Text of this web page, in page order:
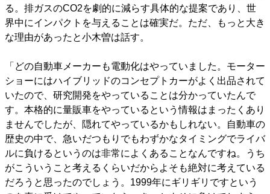
る。排ガスのCO2を劇的に減らす具体的な提案であり、世
界中にインパクトを与えることは確実だ。ただ、もっと大き
な理由があったと小木曽は話す。
「どの自動車メーカーも電動化はやっていました。モーター
ショーにはハイブリッドのコンセプトカーがよく出品されて
いたので、研究開発をやっていることは分かっていたんで
す。本格的に量販車をやっているという情報はまったくあり
ませんでしたが、隠れてやっているかもしれない。自動車の
歴史の中で、急いだつもりでもわずかなタイミングでライバ
ルに負けるというのは非常によくあることなんですね。うち
がこういうこと考えるくらいだからよそも絶対に考えている
だろうと思ったのでしょう。1999年にギリギリですという